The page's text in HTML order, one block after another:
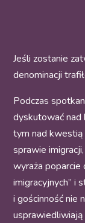
Jeśli zostanie
denominacji
Podczas
dyskutować nad
tym nad kwestią
sprawie
wyraża
imigracyjnych” i
i gościnność nie